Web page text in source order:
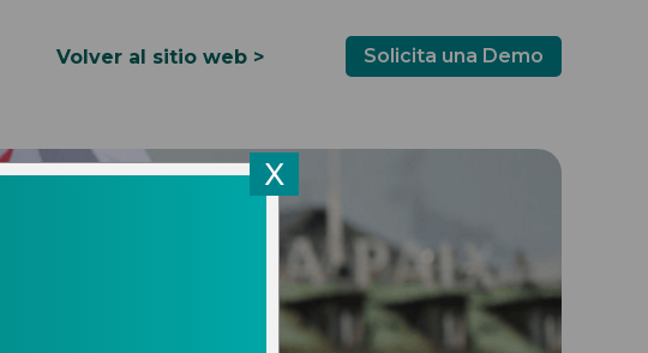
Volver al sitio web > Solicita una Demo
X